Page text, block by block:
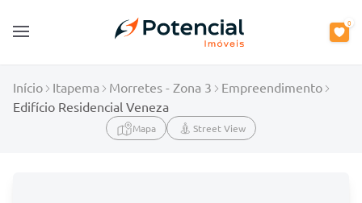
Open main menu
0
Início Itapema Morretes - Zona 3
Empreendimento
Edifício Residencial Veneza
Mapa Street View